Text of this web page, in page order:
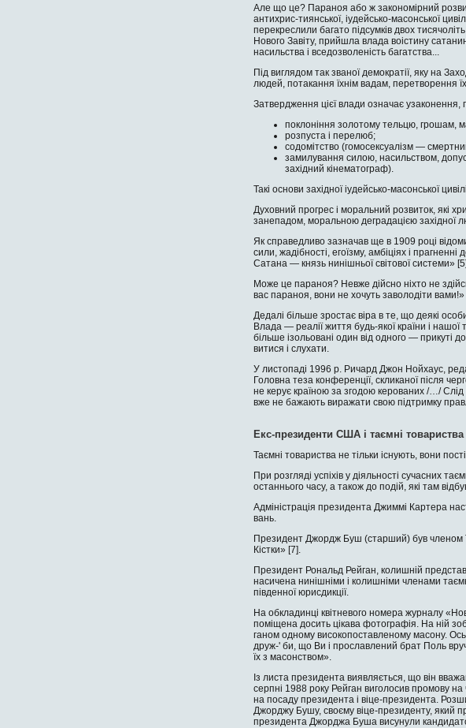
Але що це? Параноя або ж закономірний
антихрис-тиянської, іудейсько-масонської
перекреслили багато підсумків двох
Нового Завіту, прийшла влада воістину
насильства і вседозволеність багатства...
Під виглядом так званої демократії, яку на
людей, потакання їхнім вадам, перетворення
Затвердження цієї влади означає узаконення,
поклоніння золотому тельцю, грошам,
розпуста і перелюб;
содомітство (гомосексуалізм —
замилування силою, насильством,
західний кінематограф).
Такі основи західної іудейсько-масонської
Духовний прогрес і моральний розвиток, які
занепадом, моральною деградацією західної
Як справедливо зазначав ще в 1909 році
сили, жадібності, егоїзму, амбіціях і
Сатана — князь нинішньої світової системи»
Може це параноя? Невже дійсно ніхто не
вас параноя, вони не хочуть заволодіти вами!»
Дедалі більше зростає віра в те, що деякі
Влада — реалії життя будь-якої країни і
більше ізольовані один від одного — прикуті
витися і слухати.
У листопаді 1996 р. Ричард Джон Нойхаус,
Головна теза конференції, скликаної після
не керує країною за згодою керованих /…/ Слід
вже не бажають виражати свою підтрим­ку
Екс-президенти США і таємні товариства
Таємні товариства не тільки існують, вони
При розгляді успіхів у діяльності сучасних
останнього часу, а також до подій, які там
Адміністрація президента Джиммі Картера
вань.
Президент Джордж Буш (старший) був членом
Кістки» [7].
Президент Рональд Рейган, колишній
наси­чена нинішніми і колишніми членами
південної юрисдикції.
На обкладинці квітневого номера журналу
поміщена досить цікава фотографія. На ній
ганом одному високопоставленому масону.
друж-' би, що Ви і прославлений брат Поль
їх з масонством».
Із листа президента виявляється, що він
серпні 1988 року Рейган виголосив промову на
на посаду президента і віце-президента.
Джор­джу Бушу, своєму віце-президенту, який
президен­та Джорджа Буша висунули